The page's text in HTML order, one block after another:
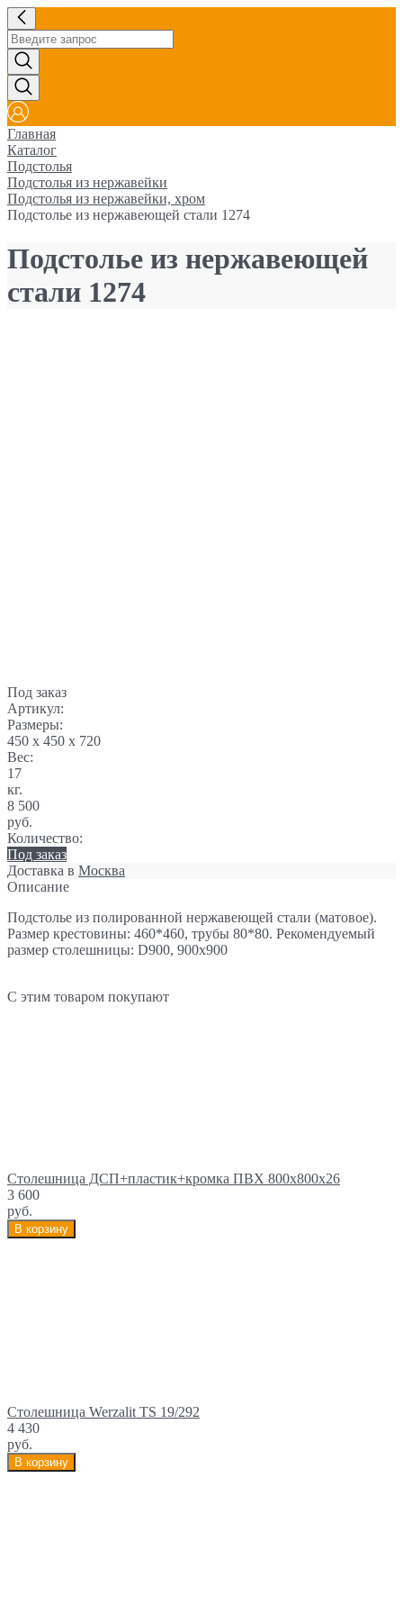
Главная
Каталог
Подстолья
Подстолья из нержавейки
Подстолья из нержавейки, хром
Подстолье из нержавеющей стали 1274
Подстолье из нержавеющей
стали 1274
Под заказ
Артикул:
Размеры:
450 x 450 x 720
Вес:
17
кг.
8 500
руб.
Количество:
Под заказ
Доставка в Москва
Описание
Подстолье из полированной нержавеющей стали (матовое).
Размер крестовины: 460*460, трубы 80*80. Рекомендуемый
размер столешницы: D900, 900х900
С этим товаром покупают
Столешница ДСП+пластик+кромка ПВХ 800х800х26
3 600
руб.
В корзину
Столешница Werzalit TS 19/292
4 430
руб.
В корзину